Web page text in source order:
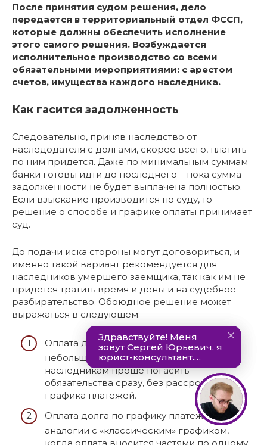
После принятия судом решения, дело
передается в территориальный отдел ФССП,
которые должны обеспечить исполнение
этого самого решения. Возбуждается
исполнительное производство со всеми
обязательными мероприятиями: с арестом
счетов, имущества каждого наследника.
Как гасится задолженность
Следовательно, приняв наследство от
наследодателя с долгами, скорее всего, платить
по ним придется. Даже по минимальным суммам
банки готовы идти до последнего – пока сумма
задолженности не будет выплачена полностью.
Если взыскание производится по суду, то
решение о способе и графике оплаты принимает
суд.
До подачи иска стороны могут договориться, и
именно такой вариант рекомендуется для
наследников умершего заемщика, так как им не
придется тратить время и деньги на судебное
разбирательство. Обоюдное решение может
выражаться в следующем:
Оплата долга одним платежом – при
небольших суммах задолженности
наследникам проще погасить
обязательства сразу, без рассрочки и
графика платежей.
Оплата долга по графику платежей – по
аналогии с «классическим» графиком,
когда оплата вносится частями по одному